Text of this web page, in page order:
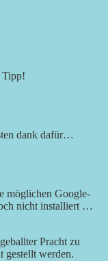
Tipp!
dank dafür…
möglichen Google-
nicht installiert …
Pracht zu
gestellt werden.